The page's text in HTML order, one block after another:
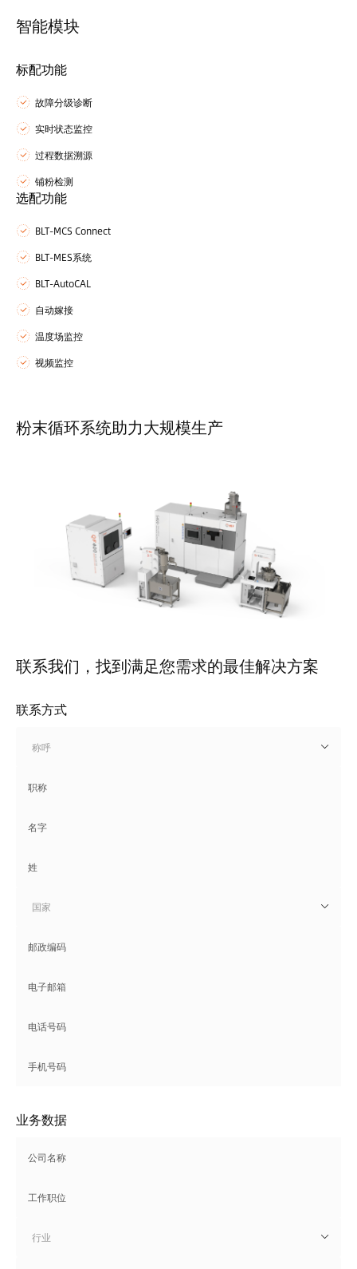
智能模块
标配功能
故障分级诊断
实时状态监控
过程数据溯源
铺粉检测
选配功能
BLT-MCS Connect
BLT-MES系统
BLT-AutoCAL
自动嫁接
温度场监控
视频监控
粉末循环系统助力大规模生产
联系我们，找到满足您需求的最佳解决方案
联系方式
称呼
国家
业务数据
行业